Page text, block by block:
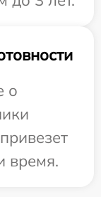
о
время.